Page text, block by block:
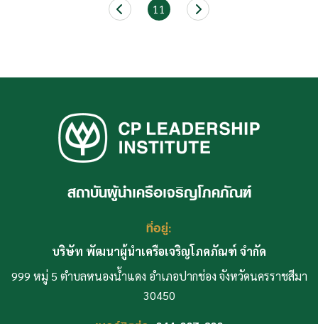
11
สถาบันผู้นำเครือเจริญโภคภัณฑ์
ที่อยู่:
บริษัท พัฒนาผู้นำเครือเจริญโภคภัณฑ์ จำกัด
999 หมู่ 5 ตำบลหนองน้ำแดง อำเภอปากช่อง จังหวัดนครราชสีมา
30450